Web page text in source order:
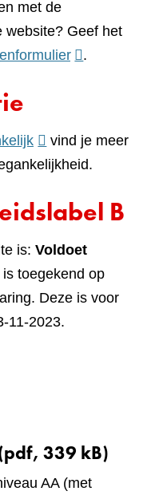
met de
website? Geef het
(verwijst
website)
.
(verwijst
naar
andere
vind je meer
B
is: Voldoet
toegekend op
Deze is voor
11-2023.
339 kB)
AA (met